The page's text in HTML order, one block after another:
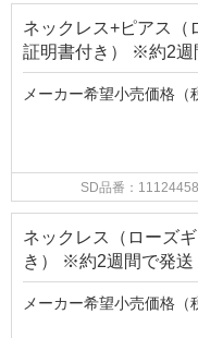
ネックレス+ピアス（
証明書付き） ※約2週
メーカー希望小売価格（
SD品番：
ネックレス（ローズ
き） ※約2週間で発送
メーカー希望小売価格（